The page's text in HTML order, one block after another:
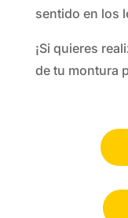
sentido en los
¡Si quieres
de tu montura